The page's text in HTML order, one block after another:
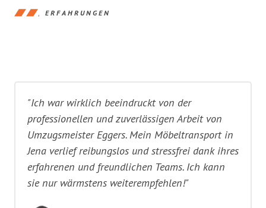
ERFAHRUNGEN
"Ich war wirklich beeindruckt von der
professionellen und zuverlässigen Arbeit von
Umzugsmeister Eggers. Mein Möbeltransport in
Jena verlief reibungslos und stressfrei dank ihres
erfahrenen und freundlichen Teams. Ich kann
sie nur wärmstens weiterempfehlen!"